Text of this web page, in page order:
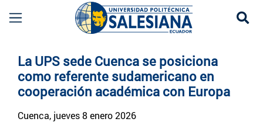
La UPS sede Cuenca se posiciona
como referente sudamericano en
cooperación académica con Europa
Cuenca, jueves 8 enero 2026